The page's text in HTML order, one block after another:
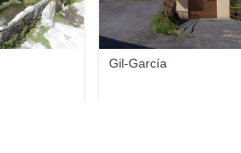
Gil-García